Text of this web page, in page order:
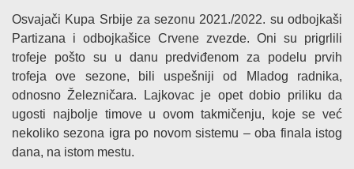
Osvajači Kupa Srbije za sezonu 2021./2022. su odbojkaši
Partizana i odbojkašice Crvene zvezde. Oni su prigrlili
trofeje pošto su u danu predviđenom za podelu prvih
trofeja ove sezone, bili uspešniji od Mladog radnika,
odnosno Železničara. Lajkovac je opet dobio priliku da
ugosti najbolje timove u ovom takmičenju, koje se već
nekoliko sezona igra po novom sistemu – oba finala istog
dana, na istom mestu.